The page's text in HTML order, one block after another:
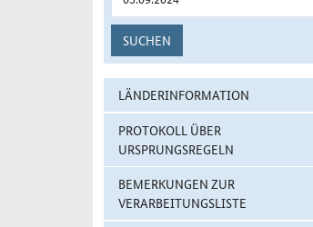
SUCHEN
LÄNDERINFORMATION
PROTOKOLL ÜBER
URSPRUNGSREGELN
BEMERKUNGEN ZUR
VERARBEITUNGSLISTE